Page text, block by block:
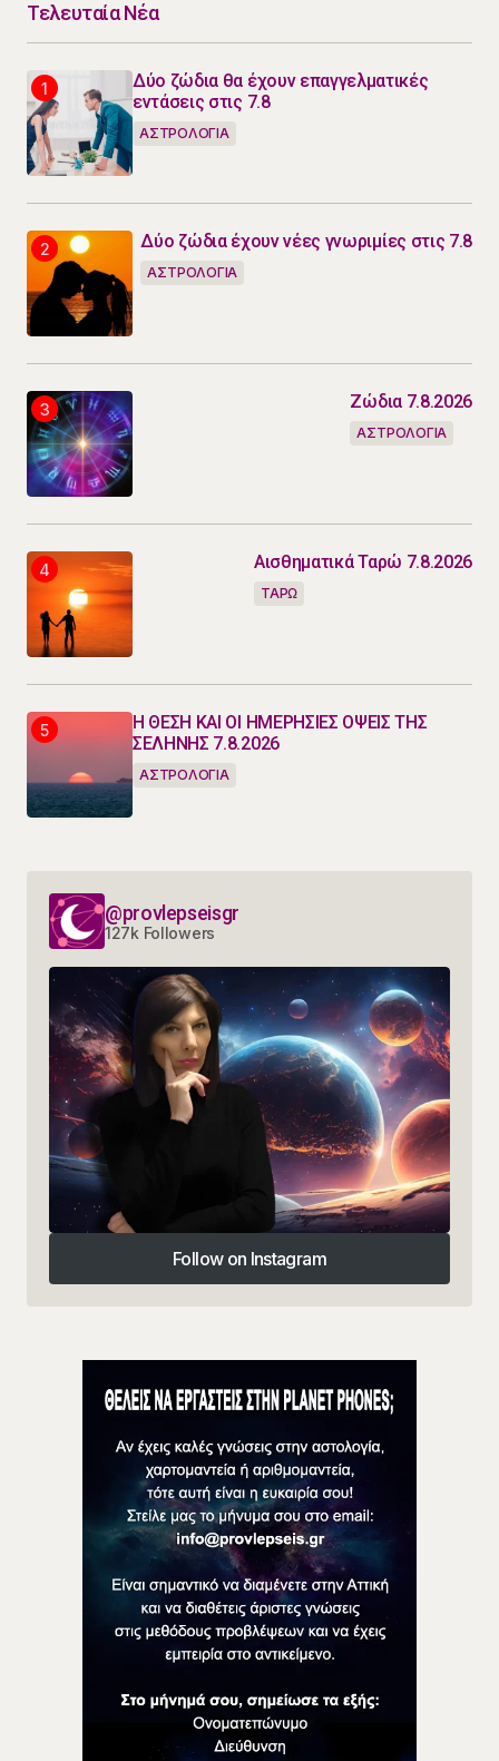
Τελευταία Νέα
Δύο ζώδια θα έχουν επαγγελματικές
εντάσεις στις 7.8
ΑΣΤΡΟΛΟΓΙΑ
Δύο ζώδια έχουν νέες γνωριμίες στις 7.8
ΑΣΤΡΟΛΟΓΙΑ
Ζώδια 7.8.2026
ΑΣΤΡΟΛΟΓΙΑ
Αισθηματικά Ταρώ 7.8.2026
ΤΑΡΩ
Η ΘΕΣΗ ΚΑΙ ΟΙ ΗΜΕΡΗΣΙΕΣ ΟΨΕΙΣ ΤΗΣ
ΣΕΛΗΝΗΣ 7.8.2026
ΑΣΤΡΟΛΟΓΙΑ
@provlepseisgr
127k Followers
Follow on Instagram
Follow on Instagram